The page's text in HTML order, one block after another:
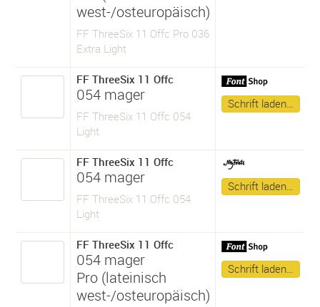
west-/osteuropäisch)
FF ThreeSix 11 Offc Pro 036
Extra Light
FF ThreeSix 11 Offc
054 mager
FF ThreeSix 11 Offc 054
Light
Schrift laden…
FF ThreeSix 11 Offc
054 mager
FF ThreeSix 11 Offc 054
Light
Schrift laden…
FF ThreeSix 11 Offc
054 mager
Pro (lateinisch
west-/osteuropäisch)
Schrift laden…